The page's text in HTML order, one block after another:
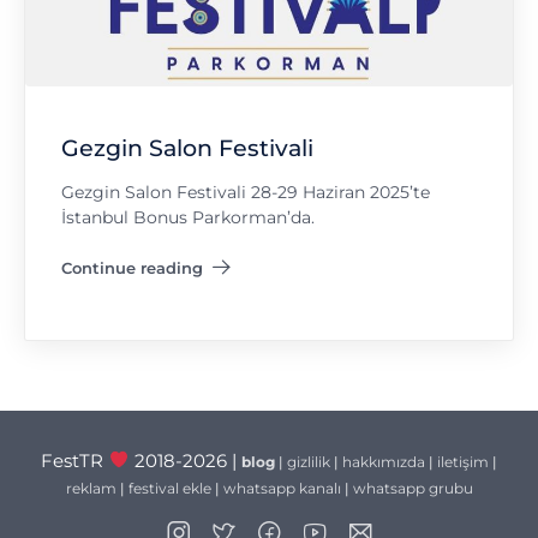
Gezgin Salon Festivali
Gezgin Salon Festivali 28-29 Haziran 2025’te
İstanbul Bonus Parkorman’da.
Continue reading
"Gezgin Salon Festivali"
FestTR 2018-2026 | blog| gizlilik| hakkımızda | iletişim |
reklam | festival ekle| whatsapp kanalı | whatsapp grubu